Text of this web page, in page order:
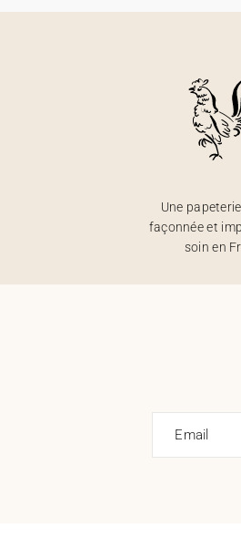
Une
façonnée et
soin en
Email